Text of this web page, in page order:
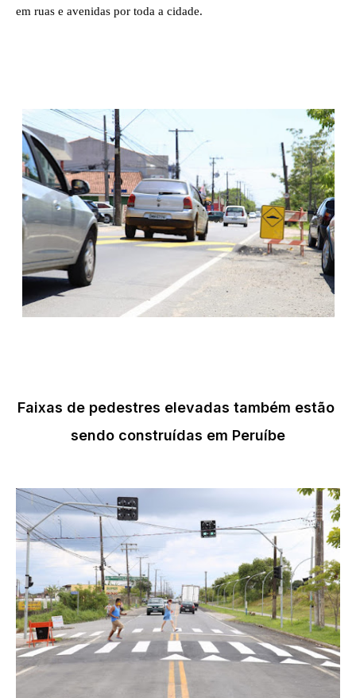
em ruas e avenidas por toda a cidade.
Faixas de pedestres elevadas também estão
sendo construídas em Peruíbe